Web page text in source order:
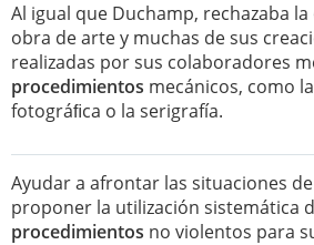
Al igual que Duchamp, rechazaba
obra de arte y muchas de sus
realizadas por sus colaboradores
procedimientos mecánicos, como
fotográﬁca o la serigrafía.
Ayudar a afrontar las situaciones
proponer la utilización sistemática
procedimientos no violentos para